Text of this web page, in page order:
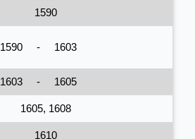
1590
1590 - 1603
1603 - 1605
1605, 1608
1610